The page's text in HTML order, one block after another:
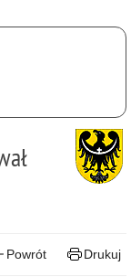
Powrót Drukuj